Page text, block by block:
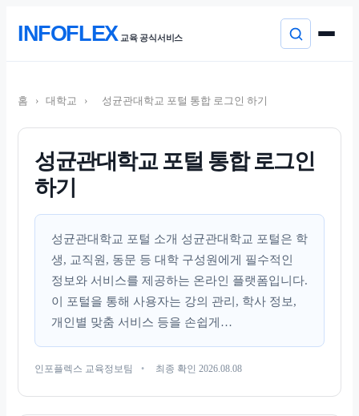
INFOFLEX 교육 공식서비스
건
홈 › 대학교 › 성균관대학교 포털 통합 로그인 하기
성균관대학교 포털 통합 로그인
하기
성균관대학교 포털 소개 성균관대학교 포털은 학
생, 교직원, 동문 등 대학 구성원에게 필수적인
정보와 서비스를 제공하는 온라인 플랫폼입니다.
이 포털을 통해 사용자는 강의 관리, 학사 정보,
개인별 맞춤 서비스 등을 손쉽게…
인포플렉스 교육정보팀 최종 확인 2026.08.08